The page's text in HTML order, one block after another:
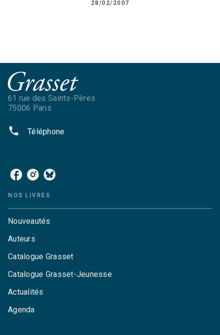
28/02/2007
61 rue des Saints-Pères
75006 Paris
phone Téléphone
NOS LIVRES
Nouveautés
Auteurs
Catalogue Grasset
Catalogue Grasset-Jeunesse
Actualités
Agenda